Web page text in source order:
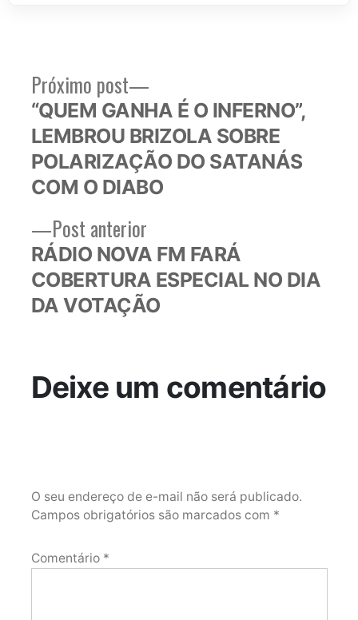
Navegação
de
Post
Post anteriorPost
anterior:
RÁDIO NOVA FM FARÁ
COBERTURA ESPECIAL NO DIA
DA VOTAÇÃO
Próximo post
Próximo
post:
“QUEM GANHA É O INFERNO”,
LEMBROU BRIZOLA SOBRE
POLARIZAÇÃO DO SATANÁS
COM O DIABO
Deixe um comentário
O seu endereço de e-mail não será publicado.
Campos obrigatórios são marcados com *
Comentário *